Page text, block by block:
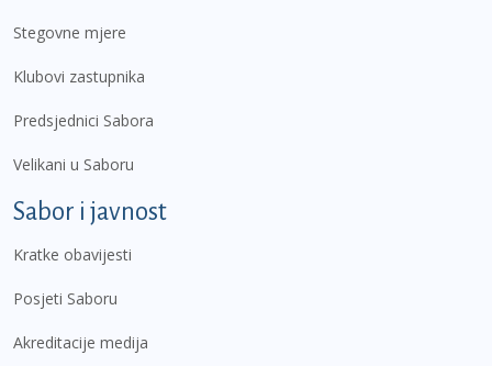
Stegovne mjere
Klubovi zastupnika
Predsjednici Sabora
Velikani u Saboru
Sabor i javnost
Kratke obavijesti
Posjeti Saboru
Akreditacije medija